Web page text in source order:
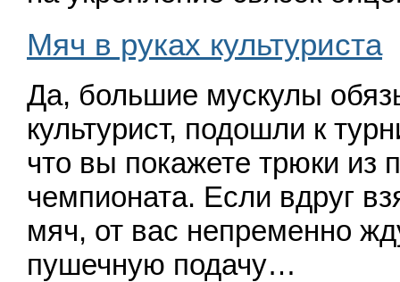
Мяч в руках культуриста
Да, большие мускулы
культурист, подошли к
что вы покажете трюки из
чемпионата. Если вдруг
мяч, от вас непременно
пушечную подачу…